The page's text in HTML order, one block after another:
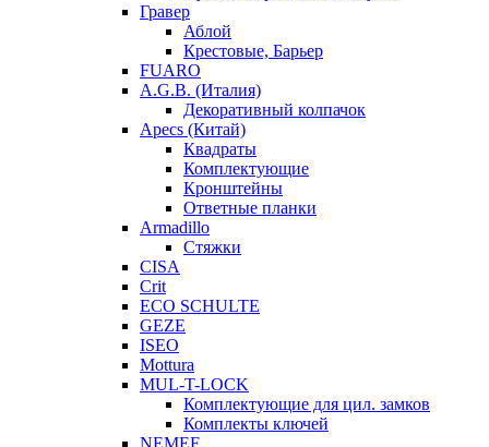
Гравер
Аблой
Крестовые, Барьер
FUARO
A.G.B. (Италия)
Декоративный колпачок
Apecs (Китай)
Квадраты
Комплектующие
Кронштейны
Ответные планки
Armadillo
Стяжки
CISA
Crit
ECO SCHULTE
GEZE
ISEO
Mottura
MUL-T-LOCK
Комплектующие для цил. замков
Комплекты ключей
NEMEF